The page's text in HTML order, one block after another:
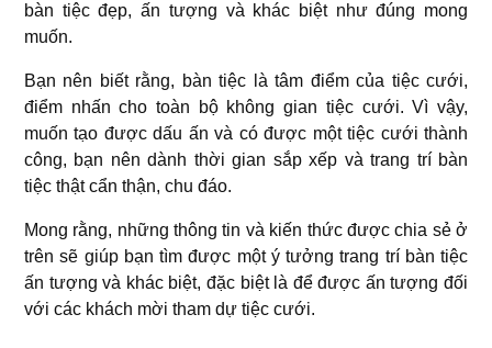
bàn tiệc đẹp, ấn tượng và khác biệt như đúng mong
muốn.
Bạn nên biết rằng, bàn tiệc là tâm điểm của tiệc cưới,
điểm nhấn cho toàn bộ không gian tiệc cưới. Vì vậy,
muốn tạo được dấu ấn và có được một tiệc cưới thành
công, bạn nên dành thời gian sắp xếp và trang trí bàn
tiệc thật cẩn thận, chu đáo.
Mong rằng, những thông tin và kiến thức được chia sẻ ở
trên sẽ giúp bạn tìm được một ý tưởng trang trí bàn tiệc
ấn tượng và khác biệt, đặc biệt là để được ấn tượng đối
với các khách mời tham dự tiệc cưới.